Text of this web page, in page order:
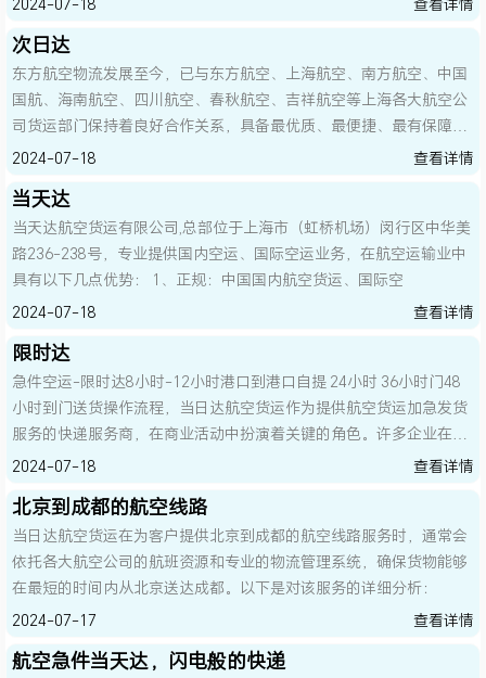
次日达
东方航空物流发展至今，已与东方航空、上海航空、南方航空、中国
国航、海南航空、四川航空、春秋航空、吉祥航空等上海各大航空公
司货运部门保持着良好合作关系，具备最优质、最便捷、最有保障的
航班腹舱保障优势。FM空运业务立足上海，辐射长三角，服务客户包
属贸易商、电子元器件生产商、展会物资供应商及中高端商务个人客
户等。FM配送业务利用在上海虹桥国际机场货站、浦东国际机场货
站、东方航空货站提货处的独有运营保障优势，为客户提供到达上海
虹桥机场、浦东机场的进港货物
2024-07-18 查看详情
当天达
当天达航空货运有限公司,总部位于上海市（虹桥机场）闵行区中华美
路236-238号，专业提供国内空运、国际空运业务，在航空运输业中
具有以下几点优势： 1、正规：中国国内航空货运、国际空
2024-07-18
查看详情
限时达
急件空运-限时达8小时-12小时港口到港口自提 24小时 36小时门48
小时到门送货操作流程，当日达航空货运作为提供航空货运加急发货
服务的快递服务商，在商业活动中扮演着关键的角色。许多企业在面
临加急发货的情况下，需要当日发送当日送达，而传统的物流运输方
则能够提供高效、可靠的解决方案，保证货物能够在当日送达目的
地。
2024-07-18 查看详情
北京到成都的航空线路
当日达航空货运在为客户提供北京到成都的航空线路服务时，通常会
依托各大航空公司的航班资源和专业的物流管理系统，确保货物能够
在最短的时间内从北京送达成都。以下是对该服务的详细分析：
2024-07-17
查看详情
航空急件当天达，闪电般的快递